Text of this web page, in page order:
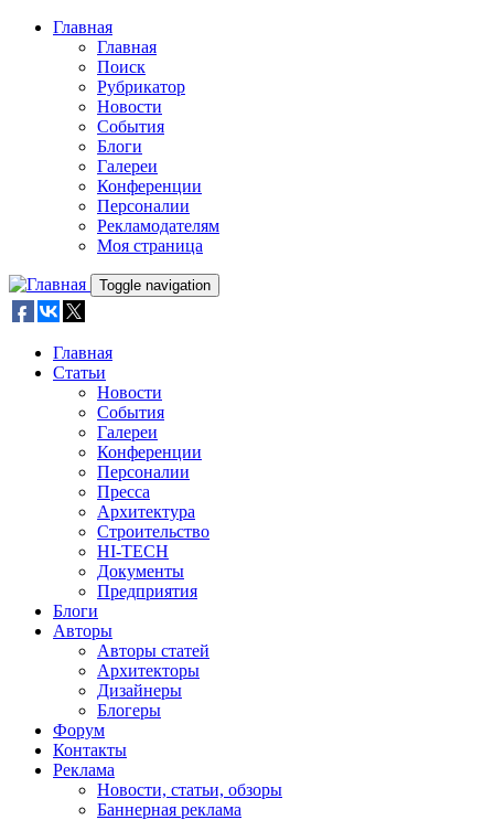
Skip to main content
Главная
Главная
Поиск
Рубрикатор
Новости
События
Блоги
Галереи
Конференции
Персоналии
Рекламодателям
Моя страница
Toggle navigation
Главная
Статьи
Новости
События
Галереи
Конференции
Персоналии
Пресса
Архитектура
Строительство
HI-TECH
Документы
Предприятия
Блоги
Авторы
Авторы статей
Архитекторы
Дизайнеры
Блогеры
Форум
Контакты
Реклама
Новости, статьи, обзоры
Баннерная реклама